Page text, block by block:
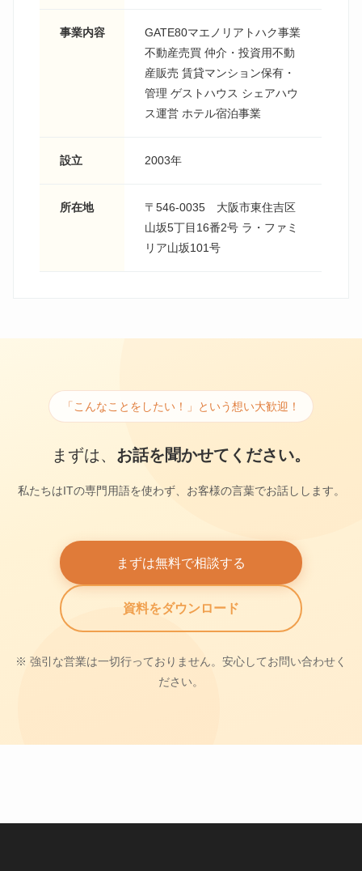
事業内容
GATE80マエノリアトハク事業
不動産売買 仲介・投資用不動
産販売 賃貸マンション保有・
管理 ゲストハウス シェアハウ
ス運営 ホテル宿泊事業
設立 2003年
所在地
〒546-0035 大阪市東住吉区
山坂5丁目16番2号 ラ・ファミ
リア山坂101号
「こんなことをしたい！」という想い大歓迎！
まずは、 お話を聞かせてください。
私たちはITの専門用語を使わず、お客様の言葉でお話しします。
まずは無料で相談する
資料をダウンロード
※ 強引な営業は一切行っておりません。安心してお問い合わせく
ださい。